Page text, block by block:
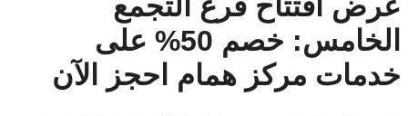
الخامس: خصم 50% على
خدمات مركز همام احجز الآن